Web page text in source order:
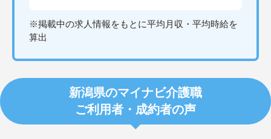
※掲載中の求人情報をもとに平均月収・平均時給を
算出
新潟県のマイナビ介護職
ご利用者・成約者の声